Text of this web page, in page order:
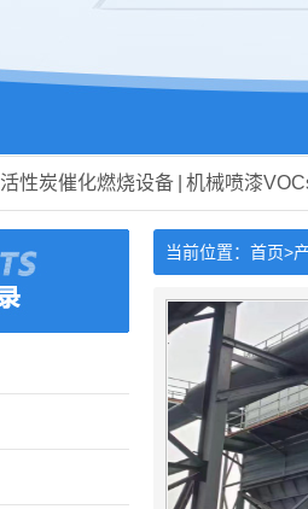
活性炭催化燃烧设备 机械喷漆
当前位置： 首页>